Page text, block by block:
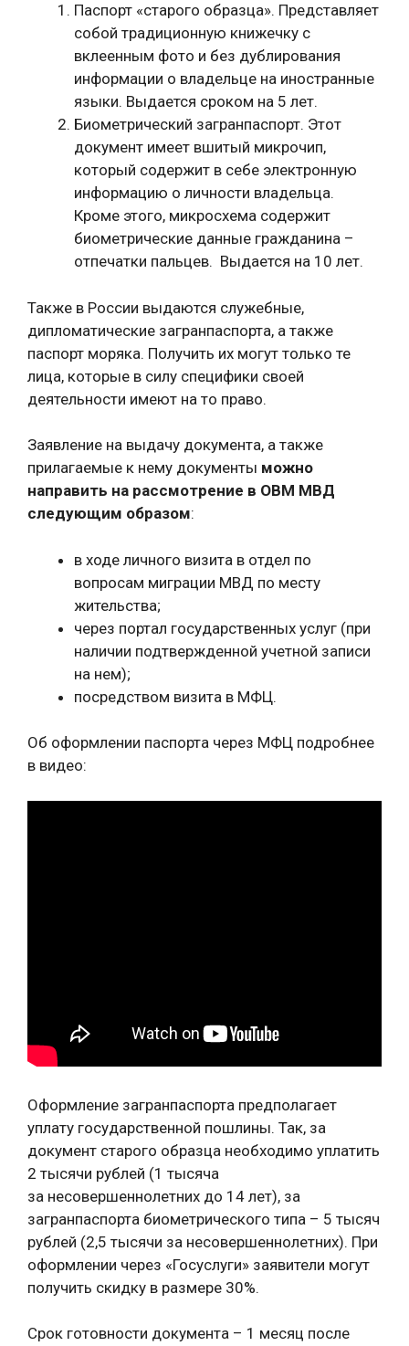
Паспорт «старого образца». Представляет
собой традиционную книжечку с
вклеенным фото и без дублирования
информации о владельце на иностранные
языки. Выдается сроком на 5 лет.
Биометрический загранпаспорт. Этот
документ имеет вшитый микрочип,
который содержит в себе электронную
информацию о личности владельца.
Кроме этого, микросхема содержит
биометрические данные гражданина –
отпечатки пальцев. Выдается на 10 лет.
Также в России выдаются служебные,
дипломатические загранпаспорта, а также
паспорт моряка. Получить их могут только те
лица, которые в силу специфики своей
деятельности имеют на то право.
Заявление на выдачу документа, а также
прилагаемые к нему документы можно
направить на рассмотрение в ОВМ МВД
следующим образом:
в ходе личного визита в отдел по
вопросам миграции МВД по месту
жительства;
через портал государственных услуг (при
наличии подтвержденной учетной записи
на нем);
посредством визита в МФЦ.
Об оформлении паспорта через МФЦ подробнее
в видео:
Оформление загранпаспорта предполагает
уплату государственной пошлины. Так, за
документ старого образца необходимо уплатить
2 тысячи рублей (1 тысяча
за несовершеннолетних до 14 лет), за
загранпаспорта биометрического типа – 5 тысяч
рублей (2,5 тысячи за несовершеннолетних). При
оформлении через «Госуслуги» заявители могут
получить скидку в размере 30%.
Срок готовности документа – 1 месяц после